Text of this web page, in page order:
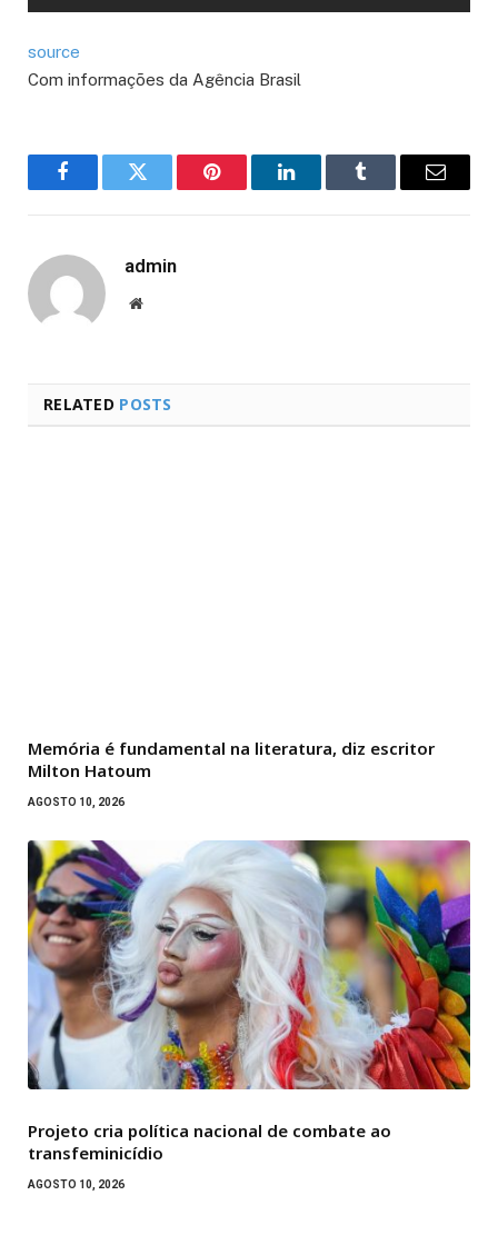
source
Com informações da Agência Brasil
FacebookTwitter Pinterest LinkedInTumblr Email
admin
Website
RELATED POSTS
Memória é fundamental na literatura, diz escritor
Milton Hatoum
AGOSTO 10, 2026
Projeto cria política nacional de combate ao
transfeminicídio
AGOSTO 10, 2026